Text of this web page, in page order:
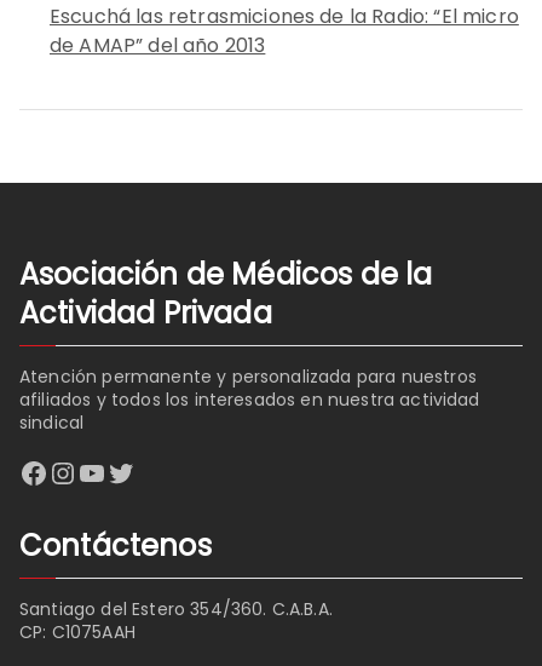
Escuchá las retrasmiciones de la Radio: “El micro
de AMAP” del año 2013
Asociación de Médicos de la
Actividad Privada
Atención permanente y personalizada para nuestros
afiliados y todos los interesados en nuestra actividad
sindical
Facebook
Instagram
YouTube
Twitter
Contáctenos
Santiago del Estero 354/360. C.A.B.A.
CP: C1075AAH